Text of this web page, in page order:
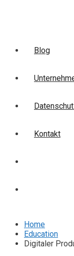
Blog
Kontakt
Home
Education
Digitaler